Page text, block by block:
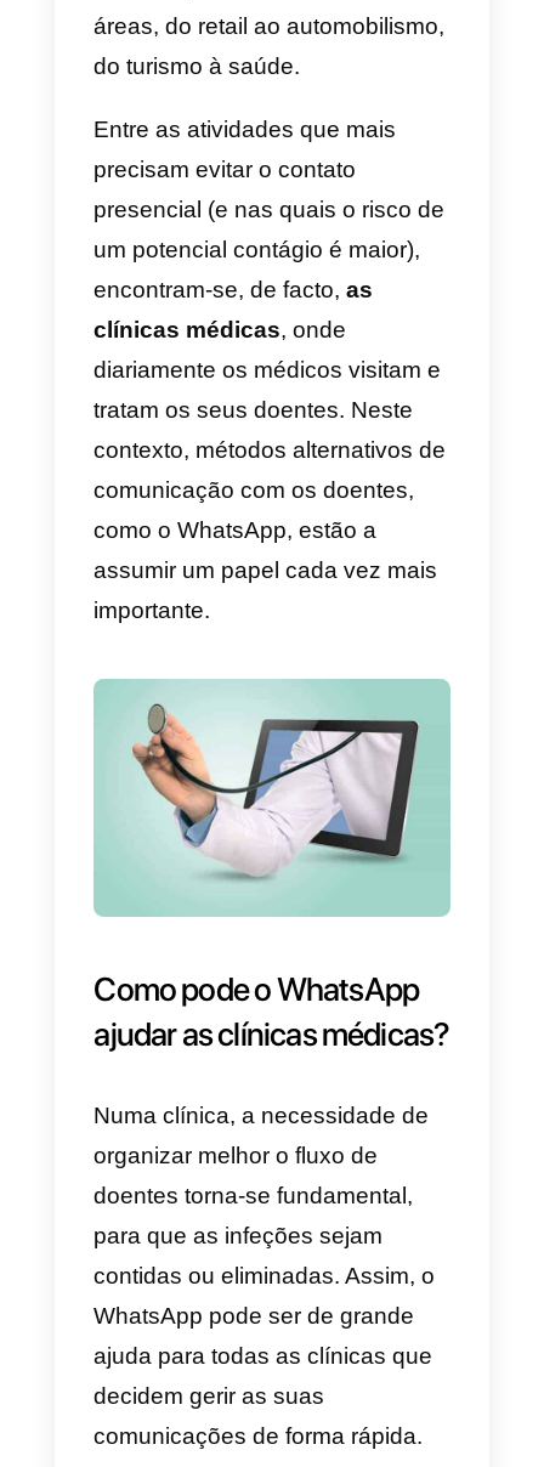
comunicação que as empresas
devem adotar para manter o
relacionamento com os seus
clientes.
Neste cenário, oWhatsApp
adquire cada vez mais força
perante a necessidade crescente
das pessoas entrarem em
contacto, nas mais diversas
áreas, do retail ao
do turismo à saúde.
Entre as atividades que mais
precisam evitar o contato
presencial (e nas quais o risco
um potencial contágio é maior),
encontram-se, de facto,
clínicas médicas
diariamente os médicos visitam e
tratam os seus doentes. Neste
contexto, métodos alternativos
como o WhatsApp, estão a
assumir um papel cada vez mais
importante.